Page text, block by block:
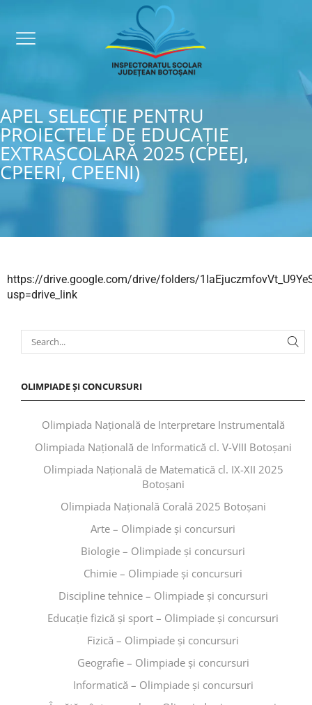
APEL SELECȚIE PENTRU
PROIECTELE DE EDUCAȚIE
EXTRAȘCOLARĂ 2025 (CPEEJ,
CPEERI, CPEENI)
https://drive.google.com/drive/folders/
usp=drive_link
OLIMPIADE ȘI CONCURSURI
Olimpiada Națională de Interpretare Instrumentală
Olimpiada Națională de Informatică cl. V-VIII Botoșani
Olimpiada Națională de Matematică cl. IX-XII 2025
Botoșani
Olimpiada Națională Corală 2025 Botoșani
Arte – Olimpiade și concursuri
Biologie – Olimpiade și concursuri
Chimie – Olimpiade și concursuri
Discipline tehnice – Olimpiade și concursuri
Educaţie fizică şi sport – Olimpiade și concursuri
Fizică – Olimpiade și concursuri
Geografie – Olimpiade și concursuri
Informatică – Olimpiade și concursuri